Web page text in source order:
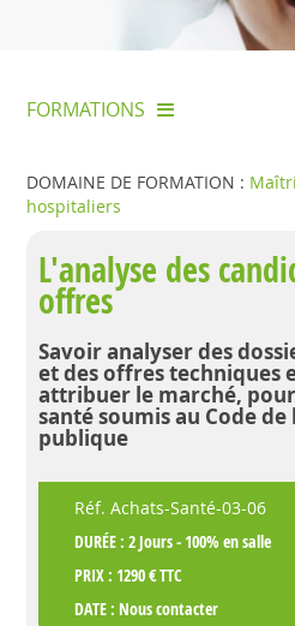
FORMATIONS
DOMAINE DE FORMATION :
hospitaliers
L'analyse des
offres
Savoir analyser des
et des offres techniques
attribuer le marché,
santé soumis au Code
publique
Réf. Achats-Santé-03-06
DURÉE : 2 Jours - 100% en salle
PRIX : 1290 € TTC
DATE :Nous contacter